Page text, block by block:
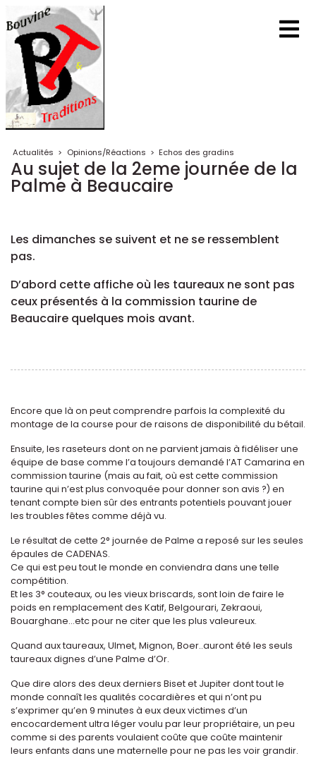
Actualités > Opinions/Réactions > Echos des gradins
Au sujet de la 2eme journée de la
Palme à Beaucaire
Les dimanches se suivent et ne se ressemblent
pas.
D’abord cette affiche où les taureaux ne sont pas
ceux présentés à la commission taurine de
Beaucaire quelques mois avant.
Encore que là on peut comprendre parfois la complexité du
montage de la course pour de raisons de disponibilité du bétail.
Ensuite, les raseteurs dont on ne parvient jamais à fidéliser une
équipe de base comme l’a toujours demandé l’AT Camarina en
commission taurine (mais au fait, où est cette commission
taurine qui n’est plus convoquée pour donner son avis ?) en
tenant compte bien sûr des entrants potentiels pouvant jouer
les troubles fêtes comme déjà vu.
Le résultat de cette 2° journée de Palme a reposé sur les seules
épaules de CADENAS.
Ce qui est peu tout le monde en conviendra dans une telle
compétition.
Et les 3° couteaux, ou les vieux briscards, sont loin de faire le
poids en remplacement des Katif, Belgourari, Zekraoui,
Bouarghane...etc pour ne citer que les plus valeureux.
Quand aux taureaux, Ulmet, Mignon, Boer..auront été les seuls
taureaux dignes d’une Palme d’Or.
Que dire alors des deux derniers Biset et Jupiter dont tout le
monde connaît les qualités cocardières et qui n’ont pu
s’exprimer qu’en 9 minutes à eux deux victimes d’un
encocardement ultra léger voulu par leur propriétaire, un peu
comme si des parents voulaient coûte que coûte maintenir
leurs enfants dans une maternelle pour ne pas les voir grandir.